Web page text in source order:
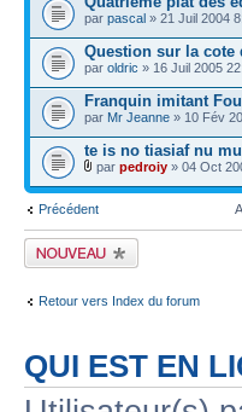
par pascal » 21 Juil 2004
Question sur la
par oldric » 16 Juil 2005
Franquin imitant
par Mr Jeanne » 10 Fév
te is no tiasiaf nu
par pedroiy » 04 Oct
Précédent
Publier un nouveau
sujet
Retour vers Index du forum
QUI EST EN